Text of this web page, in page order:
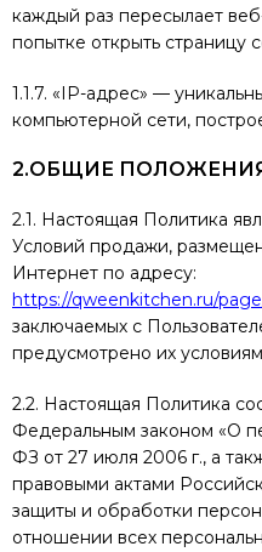
каждый раз пересылает
попытке открыть страницу
1.1.7. «IP-адрес» —
компьютерной сети,
2.ОБЩИЕ
2.1. Настоящая Политика
Условий продажи,
Интернет по адресу:
https://qweenkitchen.ru/
заключаемых с
предусмотрено их
2.2. Настоящая Политика
Федеральным законом «О
ФЗ от 27 июля 2006 г., а
правовыми актами
защиты и обработки
отношении всех